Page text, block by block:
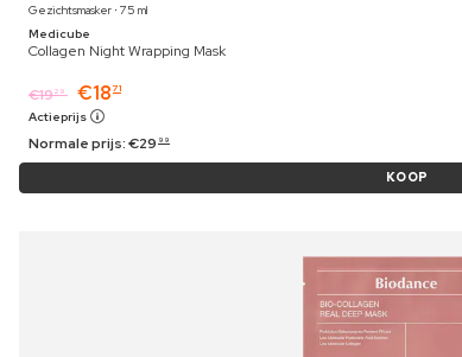
Gezichtsmasker ⋅ 75 ml
Medicube
Collagen Night Wrapping Mask
€1929 €18 71
Actieprijs
Normale prijs:€29 99
KOOP